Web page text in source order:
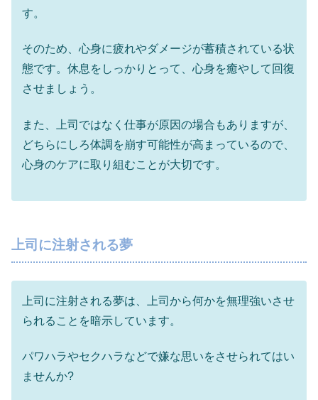
す。
そのため、心身に疲れやダメージが蓄積されている状
態です。休息をしっかりとって、心身を癒やして回復
させましょう。
また、上司ではなく仕事が原因の場合もありますが、
どちらにしろ体調を崩す可能性が高まっているので、
心身のケアに取り組むことが大切です。
上司に注射される夢
上司に注射される夢は、上司から何かを無理強いさせ
られることを暗示しています。
パワハラやセクハラなどで嫌な思いをさせられてはい
ませんか?